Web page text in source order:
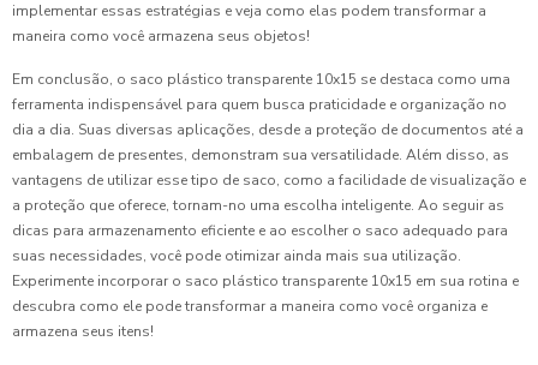
implementar essas estratégias e veja como elas podem transformar a
maneira como você armazena seus objetos!
Em conclusão, o saco plástico transparente 10x15 se destaca como uma
ferramenta indispensável para quem busca praticidade e organização no
dia a dia. Suas diversas aplicações, desde a proteção de documentos até a
embalagem de presentes, demonstram sua versatilidade. Além disso, as
vantagens de utilizar esse tipo de saco, como a facilidade de visualização e
a proteção que oferece, tornam-no uma escolha inteligente. Ao seguir as
dicas para armazenamento eficiente e ao escolher o saco adequado para
suas necessidades, você pode otimizar ainda mais sua utilização.
Experimente incorporar o saco plástico transparente 10x15 em sua rotina e
descubra como ele pode transformar a maneira como você organiza e
armazena seus itens!